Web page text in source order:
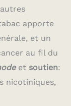
apporte
et un
au fil du
et soutien:
nicotiniques,